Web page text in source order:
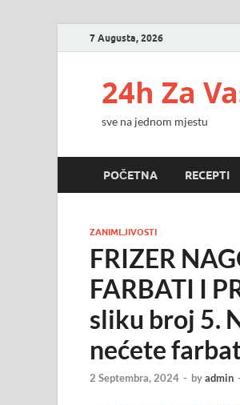
7 Augusta, 2026
24h Za
sve na jednom mjestu
POČETNA RECEPTI
ZANIMLJIVOSTI
FRIZER
FARBATI I
sliku broj 5.
nećete
2 Septembra, 2024 - byadmin -